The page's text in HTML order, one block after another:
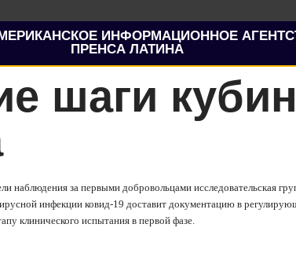
ИНФОРМАЦИОННОЕ
ПРЕНСА ЛАТИНА
шаги
наблюдения за первыми добровольцами исследовательская
инфекции ковид-19 доставит документацию в
клинического испытания в первой фазе.